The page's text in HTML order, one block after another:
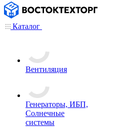
Каталог
Вентиляция
Генераторы, ИБП,
Солнечные
системы